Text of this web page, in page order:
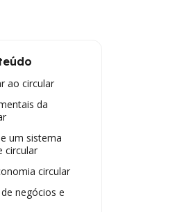
ao circular
da
um sistema
circular
circular
negócios e